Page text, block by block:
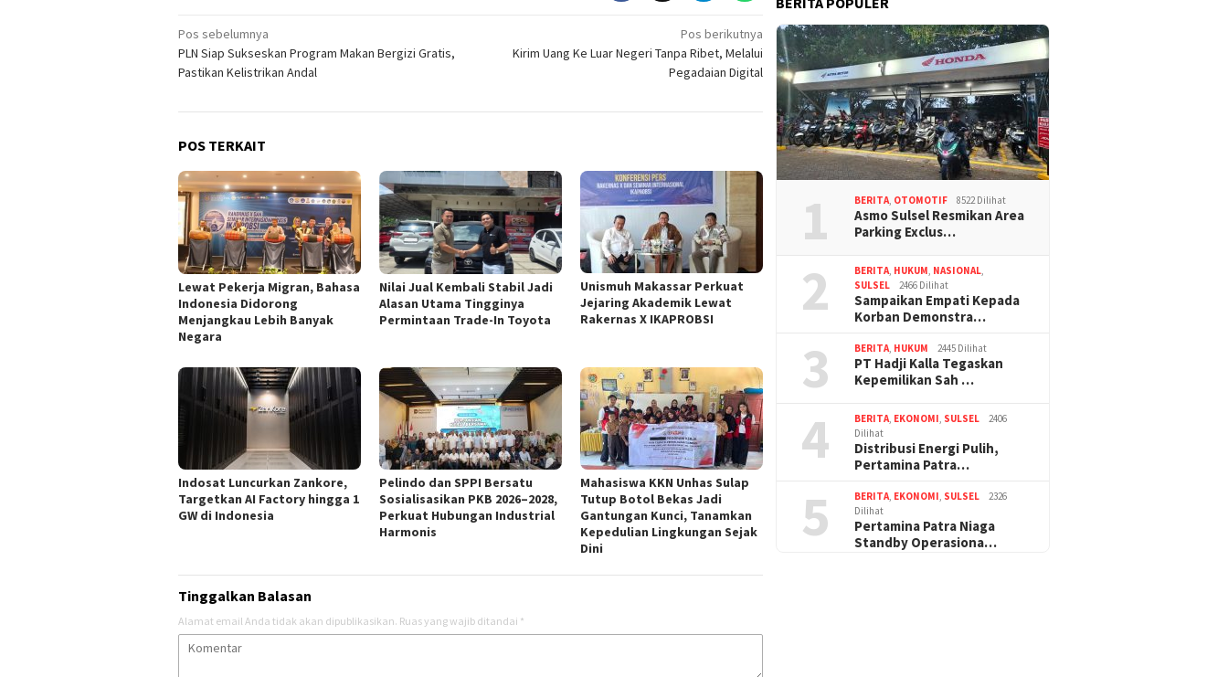
Navigasi
pos
Pos sebelumnya
PLN Siap Sukseskan Program Makan Bergizi Gratis,
Pastikan Kelistrikan Andal
Pos berikutnya
Kirim Uang Ke Luar Negeri Tanpa Ribet, Melalui
Pegadaian Digital
POS TERKAIT
Lewat Pekerja Migran, Bahasa
Indonesia Didorong
Menjangkau Lebih Banyak
Negara
Nilai Jual Kembali Stabil Jadi
Alasan Utama Tingginya
Permintaan Trade-In Toyota
Unismuh Makassar Perkuat
Jejaring Akademik Lewat
Rakernas X IKAPROBSI
Indosat Luncurkan Zankore,
Targetkan AI Factory hingga 1
GW di Indonesia
Pelindo dan SPPI Bersatu
Sosialisasikan PKB 2026–2028,
Perkuat Hubungan Industrial
Harmonis
Mahasiswa KKN Unhas Sulap
Tutup Botol Bekas Jadi
Gantungan Kunci, Tanamkan
Kepedulian Lingkungan Sejak
Dini
Tinggalkan Balasan
Alamat email Anda tidak akan dipublikasikan. Ruas yang wajib ditandai *
1 BERITA, OTOMOTIF 8522 Dilihat
Asmo Sulsel Resmikan Area
Parking Exclus…
2 BERITA, HUKUM, NASIONAL,
SULSEL
2466 Dilihat
Sampaikan Empati Kepada
Korban Demonstra…
3 BERITA, HUKUM 2445 Dilihat
PT Hadji Kalla Tegaskan
Kepemilikan Sah …
4 BERITA, EKONOMI, SULSEL
2406
Dilihat
Distribusi Energi Pulih,
Pertamina Patra…
5 BERITA, EKONOMI, SULSEL
2326
Dilihat
Pertamina Patra Niaga
Standby Operasiona…